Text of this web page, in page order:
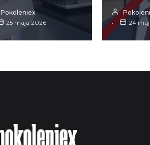
Pokoleniex
25 maja 2026
24